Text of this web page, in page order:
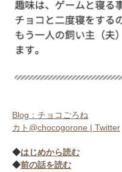
Blog：チョコごろね
カト@chocogorone | Twitter
◆はじめから読む
◆前の話を読む
アプリ